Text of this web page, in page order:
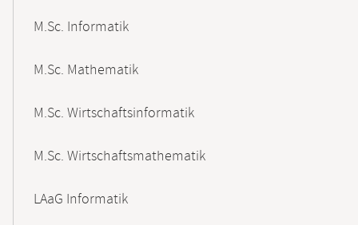
M.Sc. Informatik
M.Sc. Mathematik
M.Sc. Wirtschaftsinformatik
M.Sc. Wirtschaftsmathematik
LAaG Informatik